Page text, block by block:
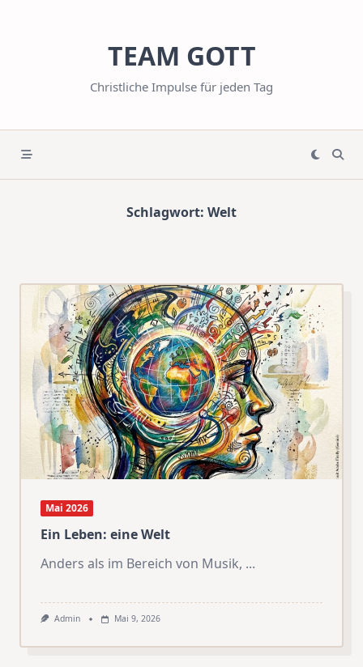
TEAM GOTT
Christliche Impulse für jeden Tag
Schlagwort: Welt
Mai 2026
Ein Leben: eine Welt
Anders als im Bereich von Musik, ...
Admin Mai 9, 2026